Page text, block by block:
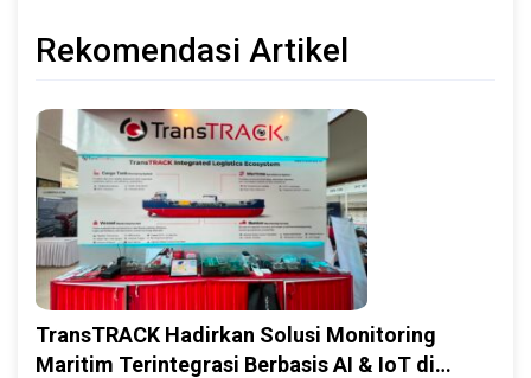
Rekomendasi Artikel
TransTRACK Hadirkan Solusi Monitoring
Maritim Terintegrasi Berbasis AI & IoT di